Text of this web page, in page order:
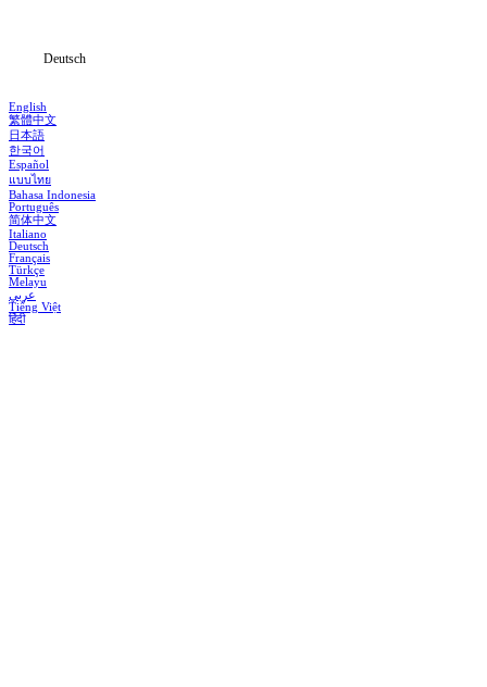
Deutsch
English
繁體中文
日本語
한국어
Español
แบบไทย
Bahasa Indonesia
Português
简体中文
Italiano
Deutsch
Français
Türkçe
Melayu
عربي
Tiếng Việt
हिंदी